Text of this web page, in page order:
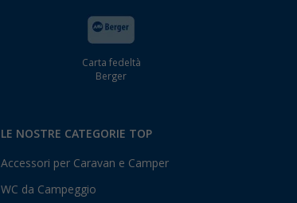
Carta fedeltà
Berger
LE NOSTRE CATEGORIE TOP
Accessori per Caravan e Camper
WC da Campeggio